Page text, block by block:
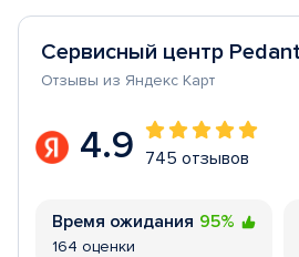
Сервисный центр
Отзывы из Яндекс Карт
4.9 745 отзывов
Время ожидания 95%
164 оценки